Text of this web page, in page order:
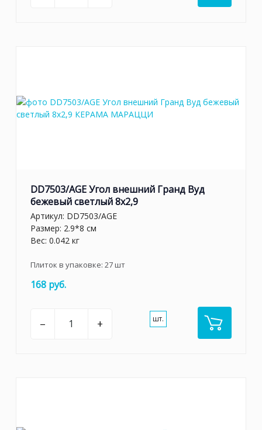
DD7503/AGE Угол внешний Гранд Вуд
бежевый светлый 8x2,9
Артикул: DD7503/AGE
Размер: 2.9*8 см
Вес: 0.042 кг
Плиток в упаковке: 27шт
168 руб.
– + шт.